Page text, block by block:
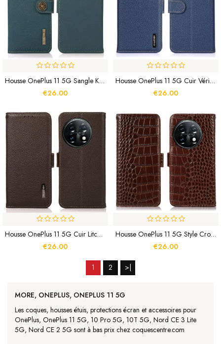
Housse OnePlus 11 5G Sangle KHAZNEH RFID
€26.00
Housse OnePlus 11 5G Cuir Véritable Litchi KHAZNEH
€26.00
Housse OnePlus 11 5G Cuir Litchi KHAZNEH RFID
€26.00
Housse OnePlus 11 5G Style Crocodile RFID
€26.00
1 2 >|
MORE, ONEPLUS, ONEPLUS 11 5G
Les coques, housses étuis, protections écran et accessoires pour
OnePlus, OnePlus 11 5G, 10 Pro 5G, 10T 5G, Nord CE 3 Lite
5G, Nord CE 2 5G sont à bas prix chez coquescentre.com